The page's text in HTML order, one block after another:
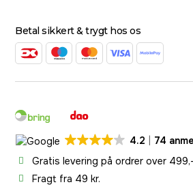
Betal sikkert & trygt hos os
4.2
74
Gratis levering på ordrer over 499,-
Fragt fra 49 kr.